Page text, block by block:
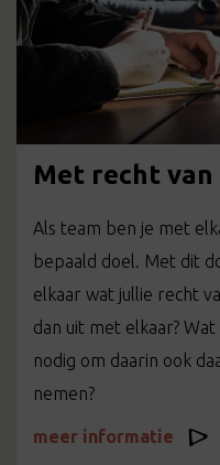
Met recht van
Als team ben je met
bepaald doel. Met dit
elkaar wat jullie recht
dan uit met elkaar?
nodig om daarin ook
nemen?
meer informatie